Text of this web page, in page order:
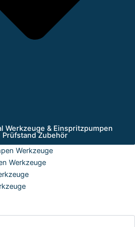
Werkzeuge & Einspritzpumpen
Prüfstand Zubehör
Werkzeuge
Werkzeuge